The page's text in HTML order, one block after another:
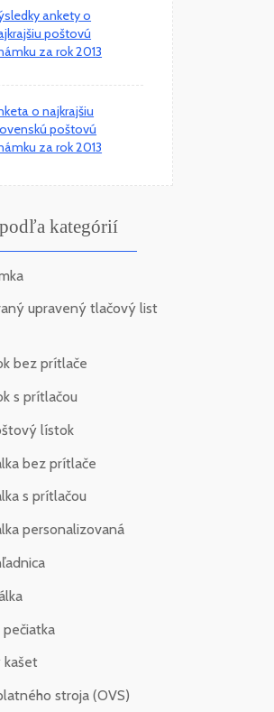
ankety o
poštovú
za rok 2013
o najkrajšiu
poštovú
za rok 2013
kategórií
upravený tlačový list
bez prítlače
s prítlačou
lístok
bez prítlače
s prítlačou
personalizovaná
stroja (OVS)